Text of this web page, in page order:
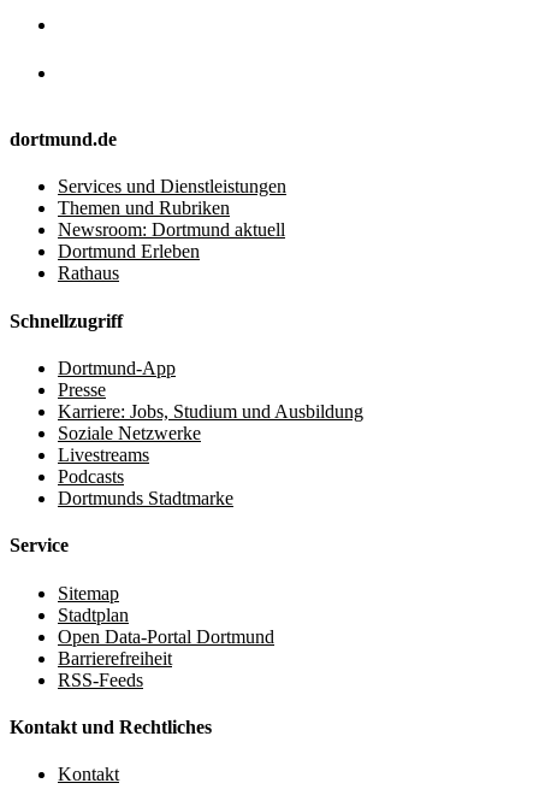
dortmund.de
Services und Dienstleistungen
Themen und Rubriken
Newsroom: Dortmund aktuell
Dortmund Erleben
Rathaus
Schnellzugriff
Dortmund-App
Presse
Karriere: Jobs, Studium und Ausbildung
Soziale Netzwerke
Livestreams
Podcasts
Dortmunds Stadtmarke
Service
Sitemap
Stadtplan
Open Data-Portal Dortmund
Barrierefreiheit
RSS-Feeds
Kontakt und Rechtliches
Kontakt